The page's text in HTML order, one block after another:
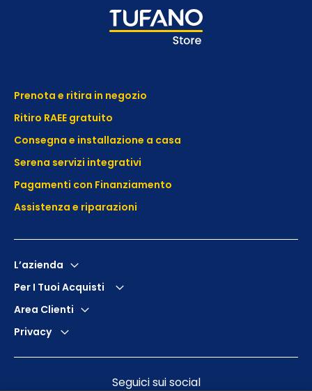
Prenota e ritira in negozio
Ritiro RAEE gratuito
Consegna e installazione a casa
Serena servizi integrativi
Pagamenti con Finanziamento
Assistenza e riparazioni
L’azienda
Per I Tuoi Acquisti
Area Clienti
Privacy
Seguici sui social